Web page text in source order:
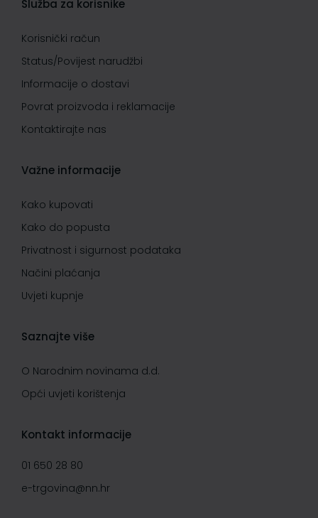
Služba za korisnike
Korisnički račun
Status/Povijest narudžbi
Informacije o dostavi
Povrat proizvoda i reklamacije
Kontaktirajte nas
Važne informacije
Kako kupovati
Kako do popusta
Privatnost i sigurnost podataka
Načini plaćanja
Uvjeti kupnje
Saznajte više
O Narodnim novinama d.d.
Opći uvjeti korištenja
Kontakt informacije
01 650 28 80
e-trgovina@nn.hr